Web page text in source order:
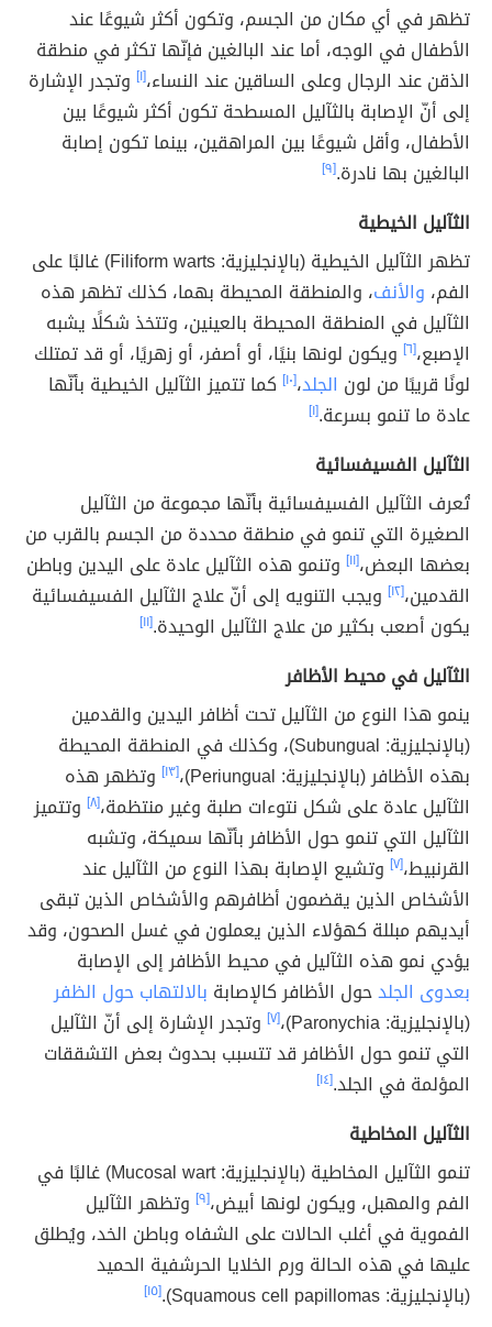
تظهر في أي مكان من الجسم، وتكون أكثر شيوعًا عند
الأطفال في الوجه، أما عند البالغين فإنّها تكثر في منطقة
الذقن عند الرجال وعلى الساقين عند النساء،[١] وتجدر الإشارة
إلى أنّ الإصابة بالثآليل المسطحة تكون أكثر شيوعًا بين
الأطفال، وأقل شيوعًا بين المراهقين، بينما تكون إصابة
البالغين بها نادرة.[٩]
الثآليل الخيطية
تظهر الثآليل الخيطية (بالإنجليزية: Filiform warts) غالبًا على
الفم، والأنف، والمنطقة المحيطة بهما، كذلك تظهر هذه
الثآليل في المنطقة المحيطة بالعينين، وتتخذ شكلًا يشبه
الإصبع،[٦]
ويكون لونها بنيًا، أو أصفر، أو زهريًا، أو قد تمتلك
لونًا قريبًا من لون الجلد،[١٠]
كما تتميز الثآليل الخيطية بأنّها
عادة ما تنمو بسرعة.[١]
الثآليل الفسيفسائية
تُعرف الثآليل الفسيفسائية بأنّها مجموعة من الثآليل
الصغيرة التي تنمو في منطقة محددة من الجسم بالقرب من
بعضها البعض،[١١]
وتنمو هذه الثآليل عادة على اليدين وباطن
القدمين،[١٢]
ويجب التنويه إلى أنّ علاج الثآليل الفسيفسائية
يكون أصعب بكثير من علاج الثآليل الوحيدة.[١١]
الثآليل في محيط الأظافر
ينمو هذا النوع من الثآليل تحت أظافر اليدين والقدمين
(بالإنجليزية: Subungual)، وكذلك في المنطقة المحيطة
بهذه الأظافر (بالإنجليزية: Periungual)،
[١٣]
وتظهر هذه
الثآليل عادة على شكل نتوءات صلبة وغير منتظمة،[٨]
وتتميز
الثآليل التي تنمو حول الأظافر بأنّها سميكة، وتشبه
القرنبيط،[٧]
وتشيع الإصابة بهذا النوع من الثآليل عند
الأشخاص الذين يقضمون أظافرهم والأشخاص الذين تبقى
أيديهم مبللة كهؤلاء الذين يعملون في غسل الصحون، وقد
يؤدي نمو هذه الثآليل في محيط الأظافر إلى الإصابة
بعدوى الجلدحول الأظافر كالإصابة بالالتهاب حول الظفر
(بالإنجليزية: Paronychia)،
[٧]
وتجدر الإشارة إلى أنّ الثآليل
التي تنمو حول الأظافر قد تتسبب بحدوث بعض التشققات
المؤلمة في الجلد.[١٤]
الثآليل المخاطية
تنمو الثآليل المخاطية (بالإنجليزية: Mucosal wart) غالبًا في
الفم والمهبل، ويكون لونها أبيض،[٩]
وتظهر الثآليل
الفموية في أغلب الحالات على الشفاه وباطن الخد، ويُطلق
عليها في هذه الحالة ورم الخلايا الحرشفية الحميد
(بالإنجليزية: Squamous cell papillomas).
[١٥]